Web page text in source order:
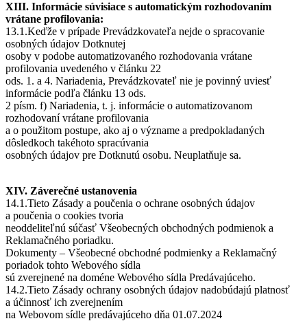
XIII. Informácie súvisiace s automatickým rozhodovaním
vrátane profilovania:
13.1.Keďže v prípade Prevádzkovateľa nejde o spracovanie
osobných údajov Dotknutej
osoby v podobe automatizovaného rozhodovania vrátane
profilovania uvedeného v článku 22
ods. 1. a 4. Nariadenia, Prevádzkovateľ nie je povinný uviesť
informácie podľa článku 13 ods.
2 písm. f) Nariadenia, t. j. informácie o automatizovanom
rozhodovaní vrátane profilovania
a o použitom postupe, ako aj o význame a predpokladaných
dôsledkoch takéhoto spracúvania
osobných údajov pre Dotknutú osobu. Neuplatňuje sa.
XIV. Záverečné ustanovenia
14.1.Tieto Zásady a poučenia o ochrane osobných údajov
a poučenia o cookies tvoria
neoddeliteľnú súčasť Všeobecných obchodných podmienok a
Reklamačného poriadku.
Dokumenty – Všeobecné obchodné podmienky a Reklamačný
poriadok tohto Webového sídla
sú zverejnené na doméne Webového sídla Predávajúceho.
14.2.Tieto Zásady ochrany osobných údajov nadobúdajú platnosť
a účinnosť ich zverejnením
na Webovom sídle predávajúceho dňa 01.07.2024